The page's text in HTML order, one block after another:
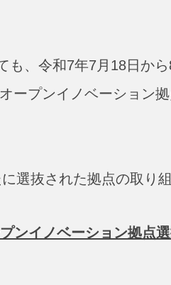
も、令和7年7月18日か
ープンイノベーション
選抜された拠点の取り
ンイノベーション拠点